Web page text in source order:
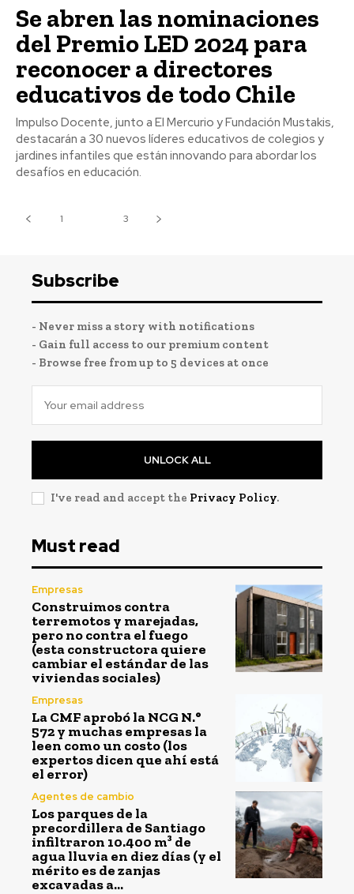
Se abren las nominaciones
del Premio LED 2024 para
reconocer a directores
educativos de todo Chile
Impulso Docente, junto a El Mercurio y Fundación Mustakis,
destacarán a 30 nuevos líderes educativos de colegios y
jardines infantiles que están innovando para abordar los
desafíos en educación.
1 3
Subscribe
- Never miss a story with notifications
- Gain full access to our premium content
- Browse free from up to 5 devices at once
UNLOCK ALL
I've read and accept the Privacy Policy.
Must read
Empresas
Construimos contra
terremotos y marejadas,
pero no contra el fuego
(esta constructora quiere
cambiar el estándar de las
viviendas sociales)
Empresas
La CMF aprobó la NCG N.°
572 y muchas empresas la
leen como un costo (los
expertos dicen que ahí está
el error)
Agentes de cambio
Los parques de la
precordillera de Santiago
infiltraron 10.400 m³ de
agua lluvia en diez días (y el
mérito es de zanjas
excavadas a...